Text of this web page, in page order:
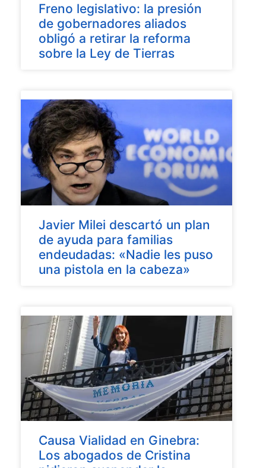
Freno legislativo: la presión
de gobernadores aliados
obligó a retirar la reforma
sobre la Ley de Tierras
Javier Milei descartó un plan
de ayuda para familias
endeudadas: «Nadie les puso
una pistola en la cabeza»
Causa Vialidad en Ginebra:
Los abogados de Cristina